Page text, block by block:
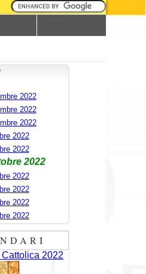
2022
2022
2022
2022
2022
2022
2022
2022
2022
2022
2022